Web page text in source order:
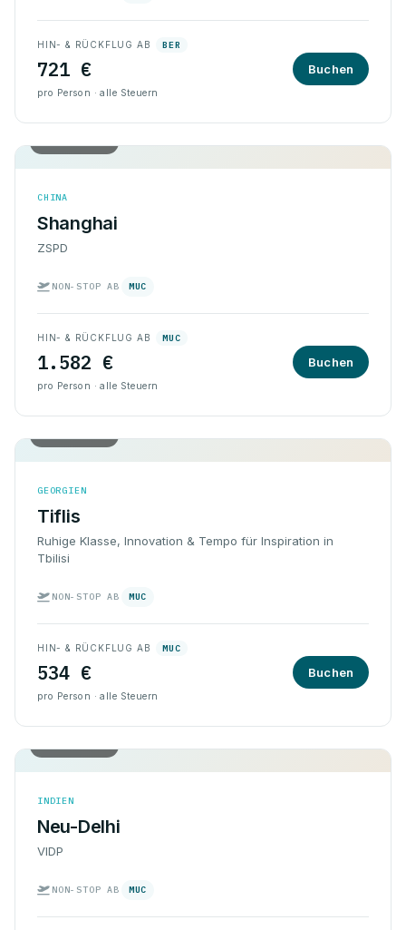
HIN- & RÜCKFLUG AB BER
721 €
pro Person · alle Steuern
Buchen
CHINA
Shanghai
ZSPD
NON-STOP AB MUC
HIN- & RÜCKFLUG AB MUC
1.582 €
pro Person · alle Steuern
Buchen
GEORGIEN
Tiflis
Ruhige Klasse, Innovation & Tempo für Inspiration in
Tbilisi
NON-STOP AB MUC
HIN- & RÜCKFLUG AB MUC
534 €
pro Person · alle Steuern
Buchen
INDIEN
Neu-Delhi
VIDP
NON-STOP AB MUC